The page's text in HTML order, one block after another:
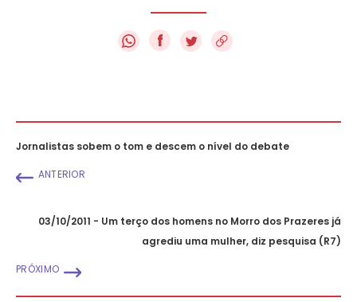
f
Jornalistas sobem o tom e descem o nível do debate
ANTERIOR
03/10/2011 - Um terço dos homens no Morro dos Prazeres já
agrediu uma mulher, diz pesquisa (R7)
PRÓXIMO